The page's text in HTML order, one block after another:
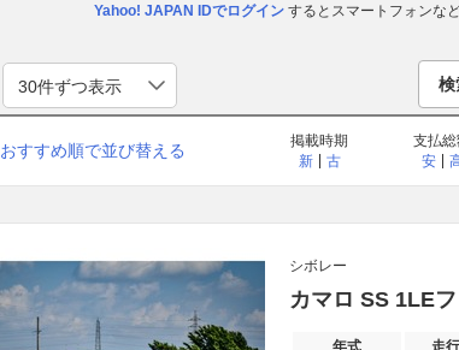
Yahoo! JAPAN IDでログインするとスマートフォンな
検
おすすめ順で並び替える
掲載時期
新
古
支払
安
シボレー
カマロ SS 1LE
年式 走